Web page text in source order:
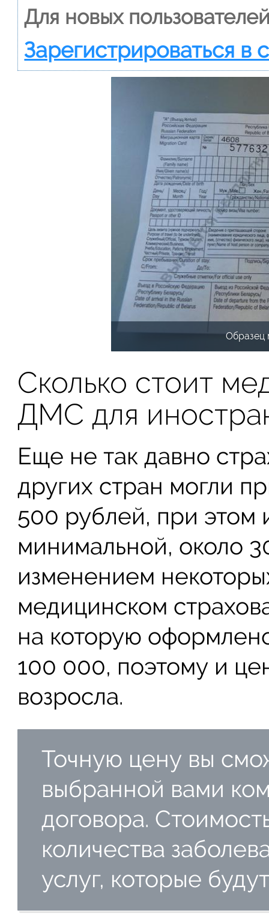
Для новых
Зарегистрироваться в
Образец
Сколько стоит
ДМС для
Еще не так давно
других стран могли
500 рублей, при этом
минимальной, около
изменением
медицинском
на которую
100 000, поэтому и
возросла.
Точную цену вы
выбранной вами
договора.
количества
услуг, которые